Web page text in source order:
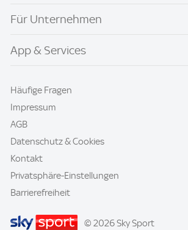
Für Unternehmen
App & Services
Häufige Fragen
Impressum
AGB
Datenschutz & Cookies
Kontakt
Privatsphäre-Einstellungen
Barrierefreiheit
© 2026 Sky Sport